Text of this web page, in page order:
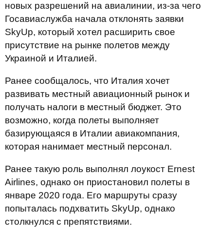
новых разрешений на авиалинии, из-за чего
Госавиаслужба начала отклонять заявки
SkyUp, который хотел расширить свое
присутствие на рынке полетов между
Украиной и Италией.
Ранее сообщалось, что Италия хочет
развивать местный авиационный рынок и
получать налоги в местный бюджет. Это
возможно, когда полеты выполняет
базирующаяся в Италии авиакомпания,
которая нанимает местный персонал.
Ранее такую роль выполнял лоукост Ernest
Airlines, однако он приостановил полеты в
январе 2020 года. Его маршруты сразу
попыталась подхватить SkyUp, однако
столкнулся с препятствиями.